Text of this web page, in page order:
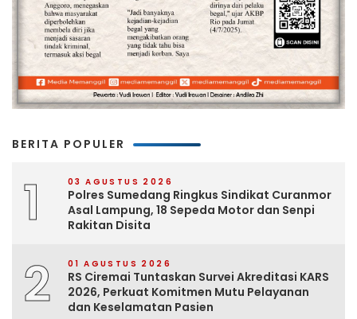
BERITA POPULER
1 03 AGUSTUS 2026
Polres Sumedang Ringkus Sindikat Curanmor
Asal Lampung, 18 Sepeda Motor dan Senpi
Rakitan Disita
2 01 AGUSTUS 2026
RS Ciremai Tuntaskan Survei Akreditasi KARS
2026, Perkuat Komitmen Mutu Pelayanan
dan Keselamatan Pasien